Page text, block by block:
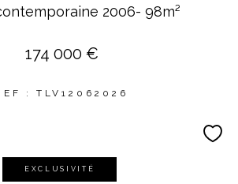
2006- 98m²
174 000 €
: TLV12062026
EXCLUSIVITÉ